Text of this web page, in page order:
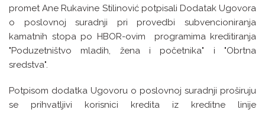
promet Ane Rukavine Stilinović potpisali Dodatak Ugovora
o poslovnoj suradnji pri provedbi subvencioniranja
kamatnih stopa po HBOR-ovim programima kreditiranja
"Poduzetništvo mladih, žena i početnika" i "Obrtna
sredstva".
Potpisom dodatka Ugovoru o poslovnoj suradnji proširuju
se prihvatljivi korisnici kredita iz kreditne linije